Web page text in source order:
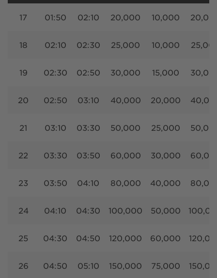
17 01:50 02:10 20,000 10,000
18 02:10 02:30 25,000 10,000
19 02:30 02:50 30,000 15,000
20 02:50 03:10 40,000 20,000
21 03:10 03:30 50,000 25,000
22 03:30 03:50 60,000 30,000
23 03:50 04:10 80,000 40,000
24 04:10 04:30 100,000 50,000
25 04:30 04:50 120,000 60,000
26 04:50 05:10 150,000 75,000